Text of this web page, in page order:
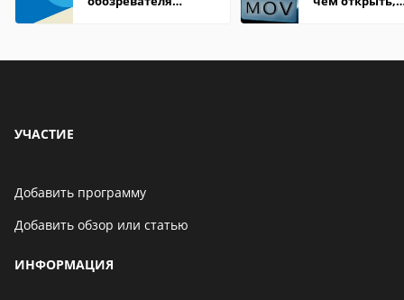
УЧАСТИЕ
Добавить программу
Добавить обзор или статью
ИНФОРМАЦИЯ